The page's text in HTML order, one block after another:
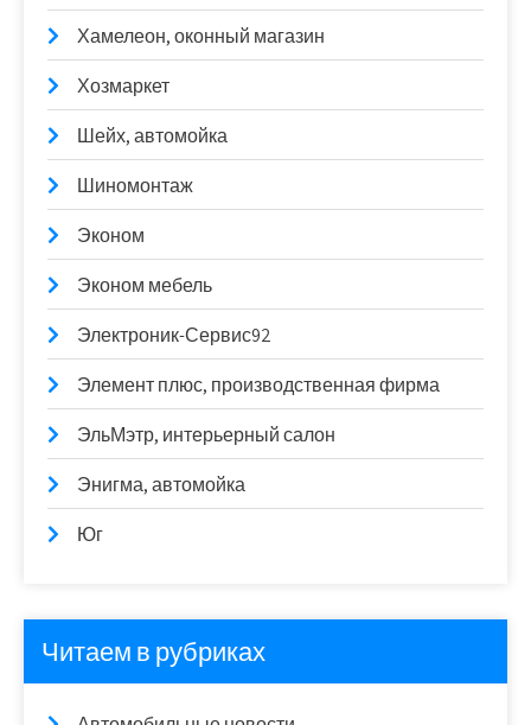
Хамелеон, оконный магазин
Хозмаркет
Шейх, автомойка
Шиномонтаж
Эконом
Эконом мебель
Электроник-Сервис92
Элемент плюс, производственная фирма
ЭльМэтр, интерьерный салон
Энигма, автомойка
Юг
Читаем в рубриках